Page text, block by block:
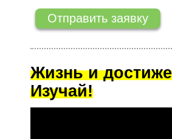
Жизнь и
Изучай!